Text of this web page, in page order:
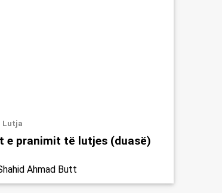
Lutja
e pranimit të lutjes (duasë)
Ahmad Butt